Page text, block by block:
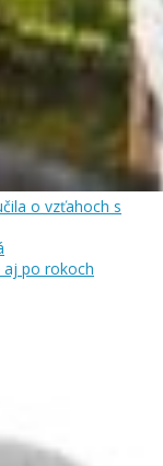
o vzťahoch s
po rokoch